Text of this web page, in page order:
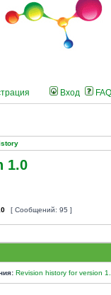
Вход FAQ
1.0
[ Сообщений: 95 ]
Revision history for version